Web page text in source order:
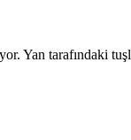
Yan tarafındaki